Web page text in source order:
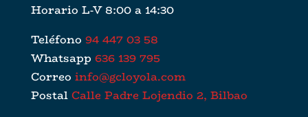
Horario L-V 8:00 a 14:30
Teléfono 94 447 03 58
Whatsapp 636 139 795
Correo info@gcloyola.com
Postal Calle Padre Lojendio 2, Bilbao